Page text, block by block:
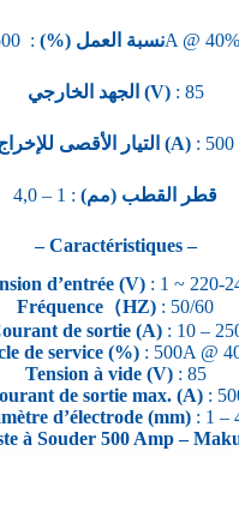
نسبة العمل (%): 500A @ 40%
الجهد الخارجي (V): 85
التيار الأقصى للإخراج (A) : 500
قطر القطب (مم): 1 – 4,0
– Caractéristiques –
d’entrée (V): 1 ~ 220-
Fréquence（HZ) : 50/60
de sortie (A): 10 –
de service (%): 500A @
Tension à vide (V): 85
de sortie max. (A) :
d’électrode (mm) : 1 –
à Souder 500 Amp –